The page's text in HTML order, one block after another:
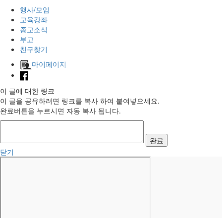
행사/모임
교육강좌
종교소식
부고
친구찾기
마이페이지
이 글에 대한 링크
이 글을 공유하려면 링크를 복사 하여 붙여넣으세요.
완료버튼을 누르시면 자동 복사 됩니다.
완료
닫기